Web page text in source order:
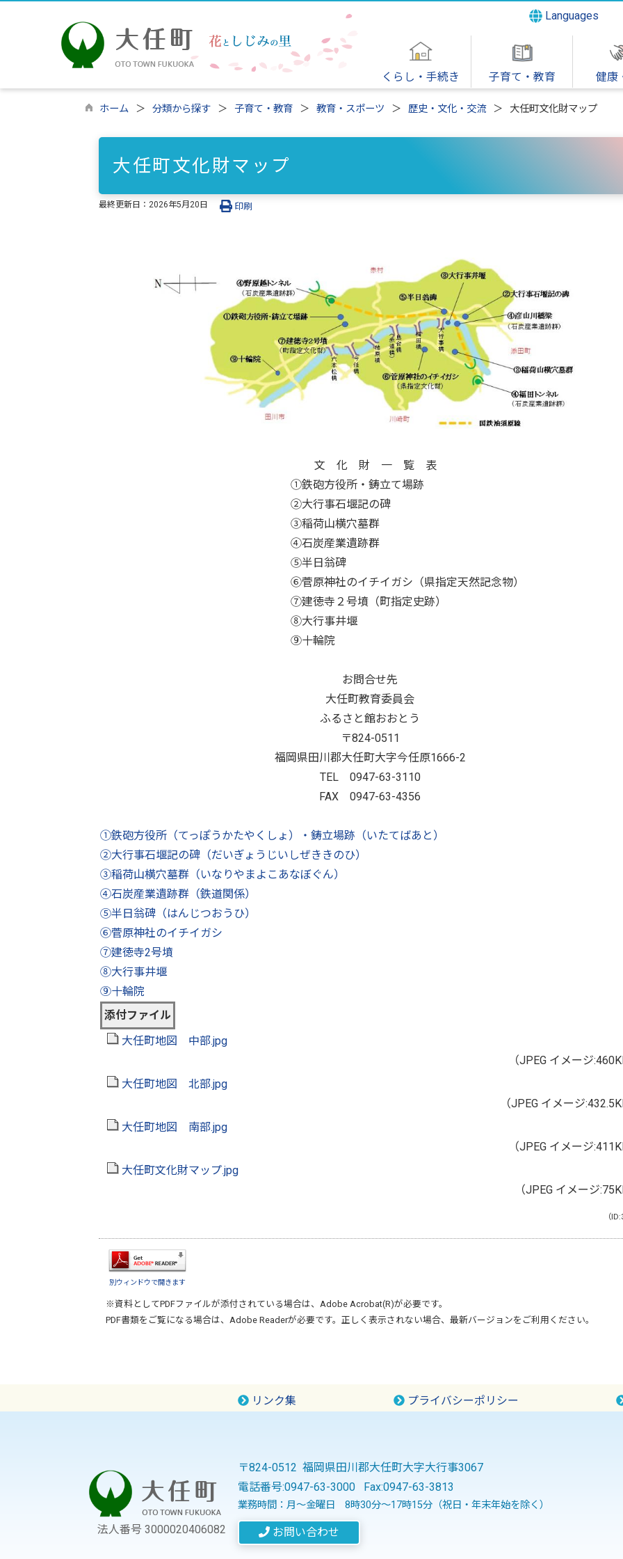
Languages
くらし・手続き 子育て・教育 健康
ホーム 分類から探す 子育て・教育 教育・スポーツ 歴史・文化・交流 大任町文化財マップ
大任町文化財マップ
最終更新日： 2026年5月20日 印刷
文 化 財 一 覧 表
①鉄砲方役所・鋳立て場跡
②大行事石堰記の碑
③稲荷山横穴墓群
④石炭産業遺跡群
⑤半日翁碑
⑥菅原神社のイチイガシ（県指定天然記念物）
⑦建徳寺２号墳（町指定史跡）
⑧大行事井堰
⑨十輪院
お問合せ先
大任町教育委員会
ふるさと館おおとう
〒824-0511
福岡県田川郡大任町大字今任原1666-2
TEL 0947-63-3110
FAX 0947-63-4356
①鉄砲方役所（てっぽうかたやくしょ）・鋳立場跡（いたてばあと）
②大行事石堰記の碑（だいぎょうじいしぜききのひ）
③稲荷山横穴墓群（いなりやまよこあなぼぐん）
④石炭産業遺跡群（鉄道関係）
⑤半日翁碑（はんじつおうひ）
⑥菅原神社のイチイガシ
⑦建徳寺2号墳
⑧大行事井堰
⑨十輪院
添付ファイル
大任町地図 中部.jpg
（JPEG イメージ
大任町地図 北部.jpg
（JPEG イメージ
大任町地図 南部.jpg
（JPEG イメージ
大任町文化財マップ.jpg
（JPEG イメージ
（
別ウィンドウで開きます
※資料としてPDFファイルが添付されている場合は、 Adobe Acrobat(R)が必要です。
PDF書類をご覧になる場合は、 Adobe Readerが必要です。正しく表示されない場合、最新バージョンをご利用ください。
リンク集 プライバシーポリシー
法人番号 3000020406082
〒824-0512 福岡県田川郡大任町大字大行事3067
電話番号:0947-63-3000 Fax:0947-63-3813
業務時間：月～金曜日 8時30分～17時15分（祝日・年末年始を除く）
お問い合わせ